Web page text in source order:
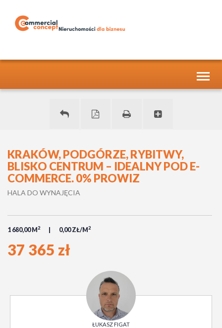
KRAKÓW, PODGÓRZE, RYBITWY,
BLISKO CENTRUM – IDEALNY POD E-
COMMERCE. 0% PROWIZ
HALA DO WYNAJĘCIA
1 680,00 M 2 0,00 ZŁ/M 2
37 365 zł
ŁUKASZ FIGAT